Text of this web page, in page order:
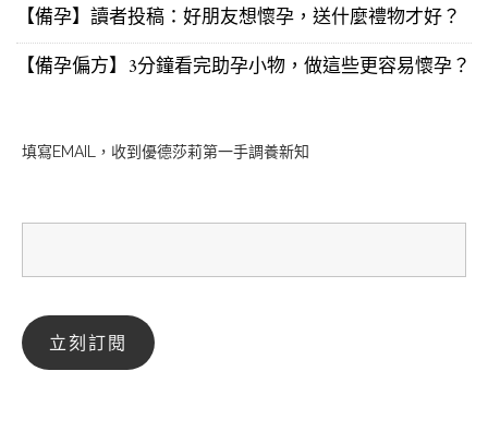
【備孕】讀者投稿：好朋友想懷孕，送什麼禮物才好？
【備孕偏方】3分鐘看完助孕小物，做這些更容易懷孕？
填寫EMAIL，收到優德莎莉第一手調養新知